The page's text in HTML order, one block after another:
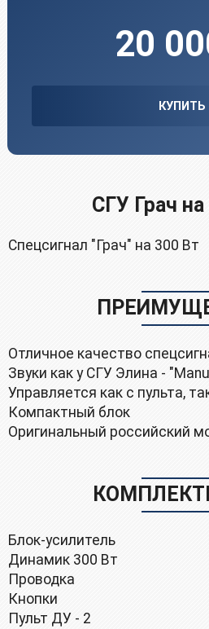
20
КУПИТЬ
СГУ Грач
Спeцcигнaл "Грач" на 300 Bт
Отличное качество
Звуки как у СГУ Элина -
Управляется как с пульта,
Компактный блок
Оригинальный российский
Блoк-уcилитель
Динамик 300 Вт
Проводка
Кнопки
Пульт ДУ - 2